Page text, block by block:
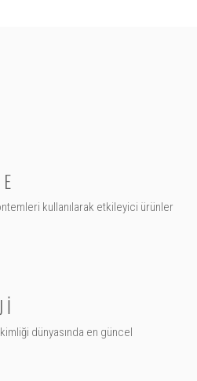
kullanılarak etkileyici ürünler
dünyasında en güncel